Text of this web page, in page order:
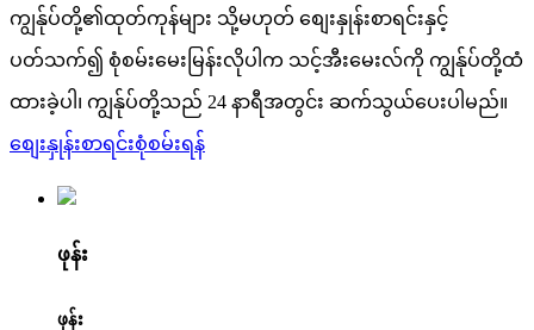
ကျွန်ုပ်တို့၏ထုတ်ကုန်များ သို့မဟုတ် စျေးနှုန်းစာရင်းနှင့်
ပတ်သက်၍ စုံစမ်းမေးမြန်းလိုပါက သင့်အီးမေးလ်ကို ကျွန်ုပ်တို့ထံ
ထားခဲ့ပါ၊ ကျွန်ုပ်တို့သည် 24 နာရီအတွင်း ဆက်သွယ်ပေးပါမည်။
စျေးနှုန်းစာရင်းစုံစမ်းရန်
ဖုန်း
ဖုန်း